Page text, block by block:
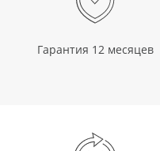
Гарантия 12 месяцев